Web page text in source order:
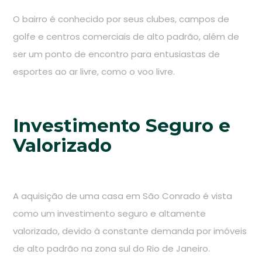
O bairro é conhecido por seus clubes, campos de
golfe e centros comerciais de alto padrão, além de
ser um ponto de encontro para entusiastas de
esportes ao ar livre, como o voo livre.
Investimento Seguro e
Valorizado
A aquisição de uma casa em São Conrado é vista
como um investimento seguro e altamente
valorizado, devido à constante demanda por imóveis
de alto padrão na zona sul do Rio de Janeiro.